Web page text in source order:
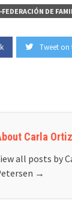
FEDERACIÓN DE
Tweet
Carla
all posts by
→